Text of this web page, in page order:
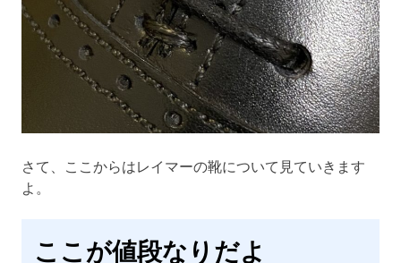
さて、ここからはレイマーの靴について見ていきます
よ。
ここが値段なりだよ